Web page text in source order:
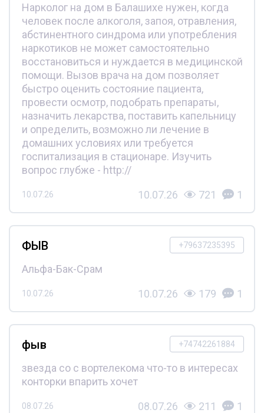
Нарколог на дом в Балашихе нужен, когда
человек после алкоголя, запоя, отравления,
абстинентного синдрома или употребления
наркотиков не может самостоятельно
восстановиться и нуждается в медицинской
помощи. Вызов врача на дом позволяет
быстро оценить состояние пациента,
провести осмотр, подобрать препараты,
назначить лекарства, поставить капельницу
и определить, возможно ли лечение в
домашних условиях или требуется
госпитализация в стационаре. Изучить
вопрос глубже - http://
10.07.26 10.07.26 721 1
+79637235395
ФЫВ
Альфа-Бак-Срам
10.07.26 10.07.26 179 1
+74742261884
фыв
звезда со с вортелекома что-то в интересах
конторки впарить хочет
08.07.26 08.07.26 211 1